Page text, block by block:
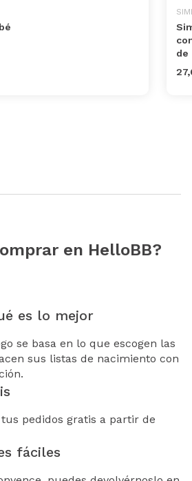
de
en HelloBB?
es lo mejor
se basa en lo que escogen las
sus listas de nacimiento con
pedidos gratis a partir de
fáciles